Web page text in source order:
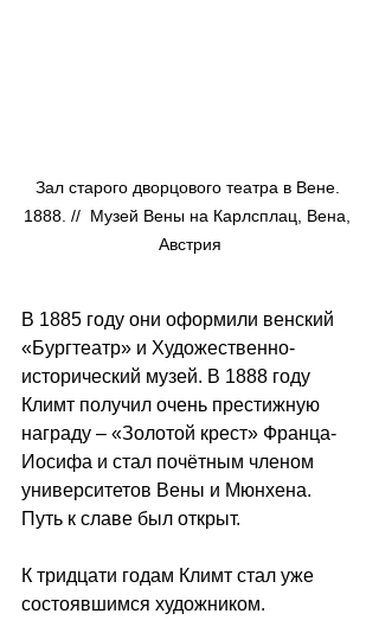
Зал старого дворцового театра в Вене.
1888. //  Музей Вены на Карлсплац, Вена,
Австрия
В 1885 году они оформили венский
«Бургтеатр» и Художественно-
исторический музей. В 1888 году
Климт получил очень престижную
награду – «Золотой крест» Франца-
Иосифа и стал почётным членом
университетов Вены и Мюнхена.
Путь к славе был открыт.
К тридцати годам Климт стал уже
состоявшимся художником.